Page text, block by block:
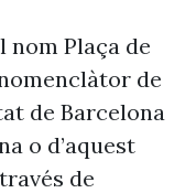
nom Plaça de
de
de Barcelona
o d’aquest
de